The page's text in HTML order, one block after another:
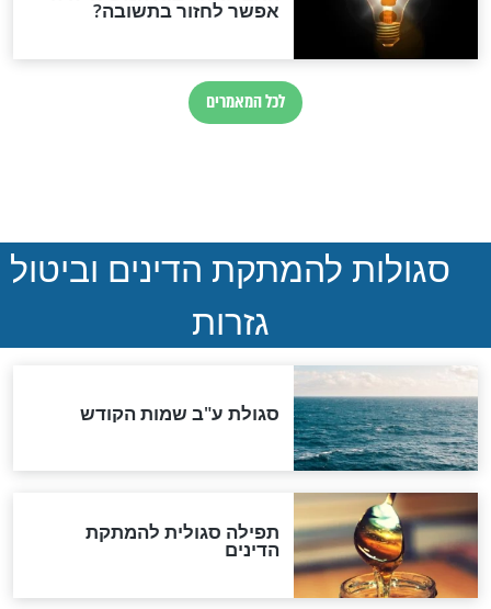
הותר לפרסום: לוחמי מילואים
נהרגו בדרום לבנון
סימני שאלה
המסמך האבוד שנחשף
במרתפי מוסקבה: כתב היד
הנדיר של הרשב"ם התגלה
"מודה לקב"ה על כל השנים"